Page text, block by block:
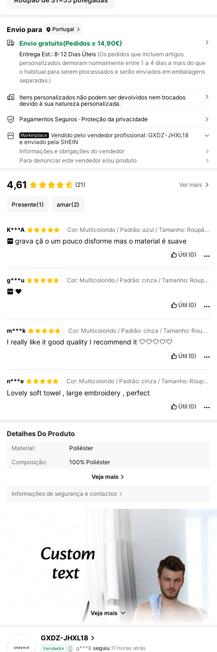
Envio para Portugal
Envio gratuito(Pedidos ≥ 14,90€)
Entrega Est.: 8-12 Dias Úteis (Os pedidos que incluem artigos
personalizados demoram normalmente entre 1 a 4 dias a mais do que
o habitual para serem processados e serão enviados em embalagens
separadas.)
Itens personalizados não podem ser devolvidos nem trocados
devido à sua natureza personalizada.
Pagamentos Seguros · Proteção da privacidade
Marketplace
Vendido pelo vendedor profissional: GXDZ-JHXL18
e enviado pela SHEIN
Informações e obrigações do vendedor
Para denunciar este vendedor e/ou produto
4,61 (21) Ver mais
Presente(1) amar(2)
K***A Cor: Multicolorido / Padrão: azul / Tamanho: Roupão de 31x55 polegadas
grava çã o um pouco disforme mas o material é suave
Útil (0)
g***u Cor: Multicolorido / Padrão: cinza / Tamanho: Roupão de 31x55 polegadas
❤️
Útil (0)
m***k Cor: Multicolorido / Padrão: cinza / Tamanho: Roupão de 31x55 polegadas
I really like itgoodquality I recommend it🤍🤍🤍🤍🤍
Útil (0)
n***e Cor: Multicolorido / Padrão: cinza / Tamanho: Roupão de 31x55 polegadas
Lovelysofttowel , largeembroidery , perfect
Útil (0)
Detalhes Do Produto
Material:
Poliéster
Composição:
100% Poliéster
Veja mais
Informações de segurança e contactos
Veja mais
GXDZ-JHXL18
Vendedor n***iestá a navegar